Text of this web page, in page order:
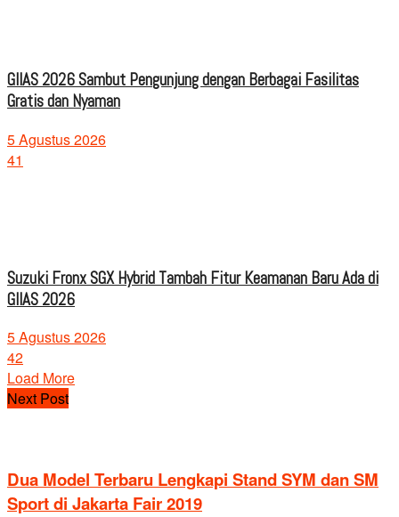
GIIAS 2026 Sambut Pengunjung dengan Berbagai Fasilitas
Gratis dan Nyaman
5 Agustus 2026
41
Suzuki Fronx SGX Hybrid Tambah Fitur Keamanan Baru Ada di
GIIAS 2026
5 Agustus 2026
42
Load More
Next Post
Dua Model Terbaru Lengkapi Stand SYM dan SM
Sport di Jakarta Fair 2019